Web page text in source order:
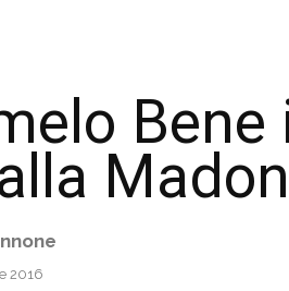
Bene
2016